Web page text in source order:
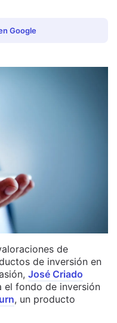
Google
de
de inversión en
José Criado
el fondo de inversión
, un producto